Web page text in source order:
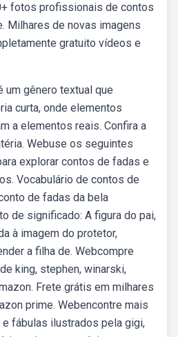
fotos profissionais de contos
Milhares de novas imagens
gratuito vídeos e
um gênero textual que
curta, onde elementos
a elementos reais. Confira a
Webuse os seguintes
explorar contos de fadas e
Vocabulário de contos de
de fadas da bela
de significado: A figura do pai,
à imagem do protetor,
a filha de. Webcompre
king, stephen, winarski,
Frete grátis em milhares
prime. Webencontre mais
fábulas ilustrados pela gigi,